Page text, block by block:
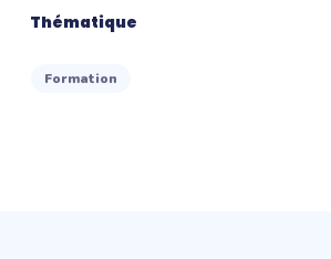
Thématique
Formation